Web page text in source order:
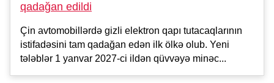
qadağan edildi
Çin avtomobillərdə gizli elektron qapı tutacaqlarının
istifadəsini tam qadağan edən ilk ölkə olub. Yeni
tələblər 1 yanvar 2027-ci ildən qüvvəyə minəc...